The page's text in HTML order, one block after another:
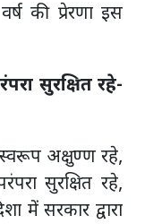
की प्रेरणा इस
सुरक्षित रहे-
अक्षुण्ण रहे,
सुरक्षित रहे,
में सरकार द्वारा